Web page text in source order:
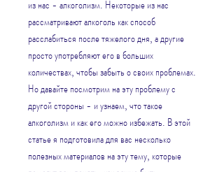
из нас - алкоголизм. Некоторые из нас
рассматривают алкоголь как способ
расслабиться после тяжелого дня, а другие
просто употребляют его в больших
количествах, чтобы забыть о своих проблемах.
Но давайте посмотрим на эту проблему с
другой стороны - и узнаем, что такое
алкоголизм и как его можно избежать. В этой
статье я подготовила для вас несколько
полезных материалов на эту тему, которые